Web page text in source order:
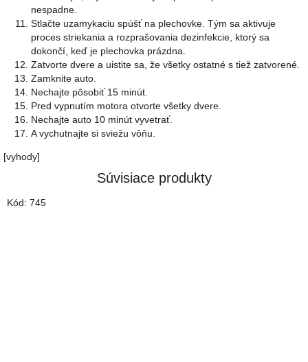
nespadne.
Stlačte uzamykaciu spúšť na plechovke. Tým sa aktivuje
proces striekania a rozprašovania dezinfekcie, ktorý sa
dokončí, keď je plechovka prázdna.
Zatvorte dvere a uistite sa, že všetky ostatné s tiež zatvorené.
Zamknite auto.
Nechajte pôsobiť 15 minút.
Pred vypnutím motora otvorte všetky dvere.
Nechajte auto 10 minút vyvetrať.
A vychutnajte si sviežu vôňu.
[vyhody]
Súvisiace produkty
Kód: 745